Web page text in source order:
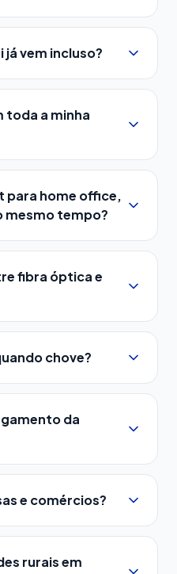
vem incluso?
toda a minha
para home office,
mesmo tempo?
fibra óptica e
chove?
da
e comércios?
rurais em